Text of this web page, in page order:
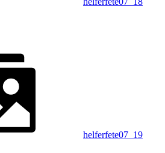
helferfete07_19